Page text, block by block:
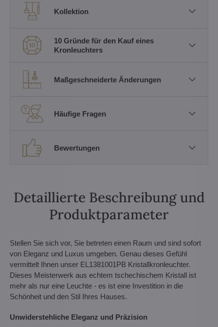
Kollektion
10 Gründe für den Kauf eines
Kronleuchters
Maßgeschneiderte Änderungen
Häufige Fragen
Bewertungen
Detaillierte Beschreibung und
Produktparameter
Stellen Sie sich vor, Sie betreten einen Raum und sind sofort
von Eleganz und Luxus umgeben. Genau dieses Gefühl
vermittelt Ihnen unser EL1381001PB Kristallkronleuchter.
Dieses Meisterwerk aus echtem tschechischem Kristall ist
mehr als nur eine Leuchte - es ist eine Investition in die
Schönheit und den Stil Ihres Hauses.
Unwiderstehliche Eleganz und Präzision